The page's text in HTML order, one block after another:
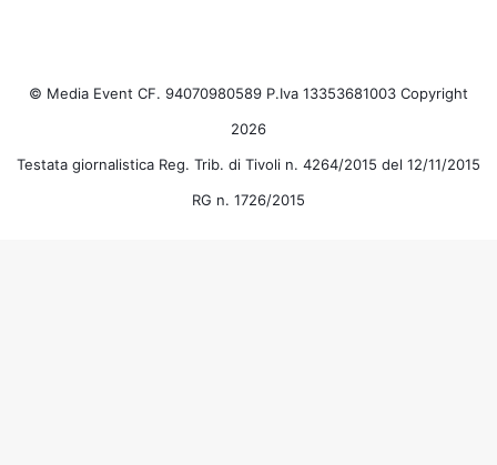
© Media Event CF. 94070980589 P.Iva 13353681003 Copyright
2026
Testata giornalistica Reg. Trib. di Tivoli n. 4264/2015 del 12/11/2015
RG n. 1726/2015